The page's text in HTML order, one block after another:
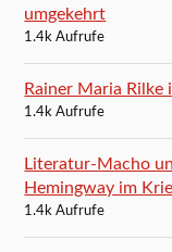
umgekehrt
1.4k Aufrufe
Rainer Maria Rilke
1.4k Aufrufe
Literatur-Macho
Hemingway im
1.4k Aufrufe